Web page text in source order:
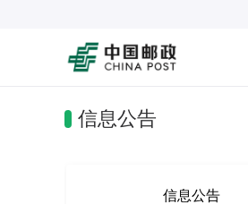
信息公告
信息公告